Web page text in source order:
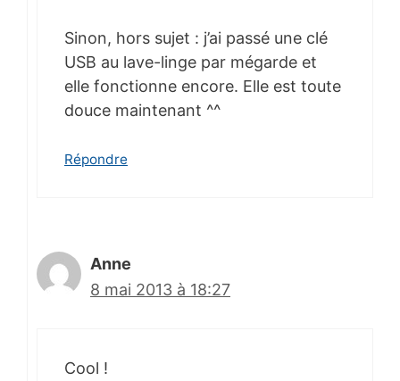
Sinon, hors sujet : j’ai passé une clé
USB au lave-linge par mégarde et
elle fonctionne encore. Elle est toute
douce maintenant ^^
Répondre
Anne
8 mai 2013 à 18:27
Cool !